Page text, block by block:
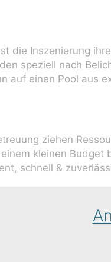
die Inszenierung
speziell nach
auf einen Pool aus
ziehen
kleinen
schnell &